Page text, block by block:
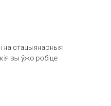
стацыянарныя і
вы ўжо робіце